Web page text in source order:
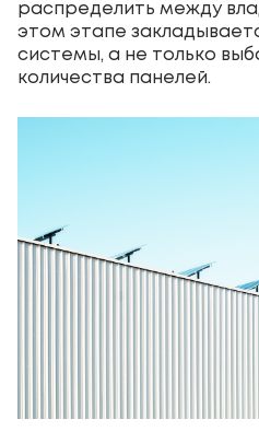
распределить между
этом этапе
системы, а не только
количества панелей.